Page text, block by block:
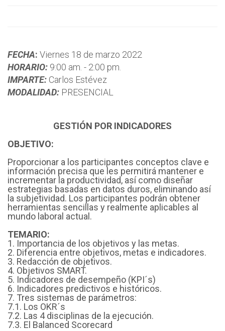
FECHA: Viernes 18 de marzo 2022
HORARIO: 9:00 am. - 2:00 pm.
IMPARTE: Carlos Estévez
MODALIDAD: PRESENCIAL
GESTIÓN POR INDICADORES
OBJETIVO:
Proporcionar a los participantes conceptos clave e
información precisa que les permitirá mantener e
incrementar la productividad, así como diseñar
estrategias basadas en datos duros, eliminando así
la subjetividad. Los participantes podrán obtener
herramientas sencillas y realmente aplicables al
mundo laboral actual.
TEMARIO:
1. Importancia de los objetivos y las metas.
2. Diferencia entre objetivos, metas e indicadores.
3. Redacción de objetivos.
4. Objetivos SMART.
5. Indicadores de desempeño (KPI´s)
6. Indicadores predictivos e históricos.
7. Tres sistemas de parámetros:
7.1. Los OKR´s
7.2. Las 4 disciplinas de la ejecución.
7.3. El Balanced Scorecard